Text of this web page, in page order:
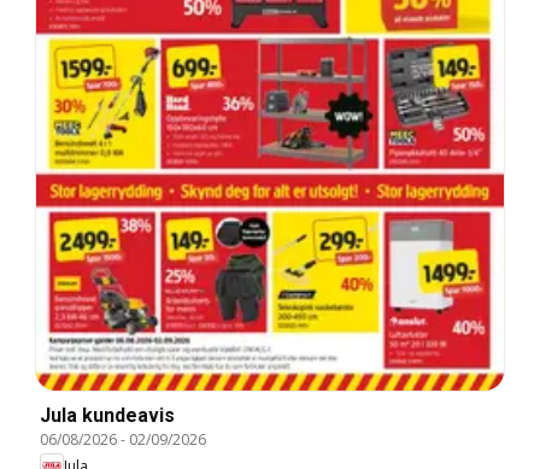
Jula kundeavis
06/08/2026- 02/09/2026